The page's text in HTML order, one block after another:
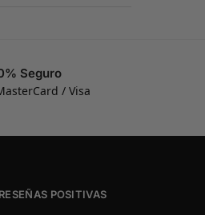
Seguro
/ Visa
POSITIVAS